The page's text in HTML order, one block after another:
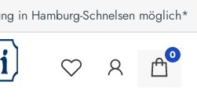
in Hamburg-Schnelsen möglich*
0